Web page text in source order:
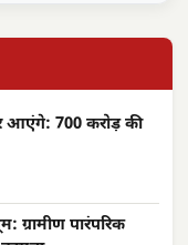
आएंगे: 700 करोड़ की
ग्रामीण पारंपरिक